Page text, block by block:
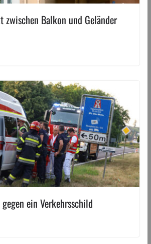
zwischen Balkon und Geländer
ein Verkehrsschild